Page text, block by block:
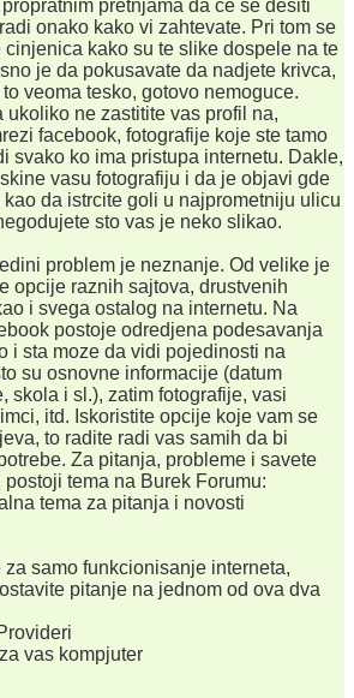
pretnjama da ce se desiti
onako kako vi zahtevate. Pri tom se
kako su te slike dospele na te
je da pokusavate da nadjete krivca,
veoma tesko, gotovo nemoguce.
ukoliko ne zastitite vas profil na,
facebook, fotografije koje ste tamo
svako ko ima pristupa internetu. Dakle,
vasu fotografiju i da je objavi gde
da istrcite goli u najprometniju ulicu
sto vas je neko slikao.
problem je neznanje. Od velike je
opcije raznih sajtova, drustvenih
i svega ostalog na internetu. Na
postoje odredjena podesavanja
i sta moze da vidi pojedinosti na
su osnovne informacije (datum
skola i sl.), zatim fotografije, vasi
itd. Iskoristite opcije koje vam se
to radite radi vas samih da bi
Za pitanja, probleme i savete
tema na Burek Forumu:
tema za pitanja i novosti
samo funkcionisanje interneta,
pitanje na jednom od ova dva
vas kompjuter